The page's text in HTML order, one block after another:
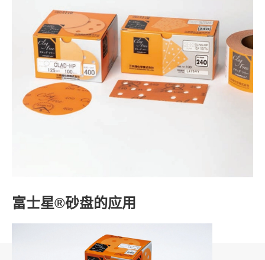
富士星®砂盘的应用